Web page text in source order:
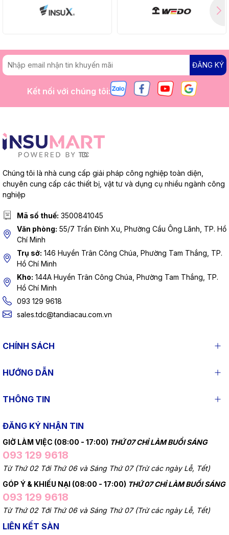
ĐĂNG KÝ
Kết nối với chúng tôi:
Chúng tôi là nhà cung cấp giải pháp công nghiệp toàn diện,
chuyên cung cấp các thiết bị, vật tư và dụng cụ nhiều ngành công
nghiệp
Mã số thuế: 3500841045
Văn phòng: 55/7 Trần Đình Xu, Phường Cầu Ông Lãnh, TP. Hồ
Chí Minh
Trụ sở: 146 Huyền Trân Công Chúa, Phường Tam Thắng, TP.
Hồ Chí Minh
Kho: 144A Huyền Trân Công Chúa, Phường Tam Thắng, TP.
Hồ Chí Minh
093 129 9618
sales.tdc@tandiacau.com.vn
CHÍNH SÁCH
HƯỚNG DẪN
THÔNG TIN
ĐĂNG KÝ NHẬN TIN
GIỜ LÀM VIỆC (08:00 - 17:00) THỨ 07 CHỈ LÀM BUỔI SÁNG
093 129 9618
Từ Thứ 02 Tới Thứ 06 và Sáng Thứ 07 (Trừ các ngày Lễ, Tết)
GÓP Ý & KHIẾU NẠI (08:00 - 17:00) THỨ 07 CHỈ LÀM BUỔI SÁNG
093 129 9618
Từ Thứ 02 Tới Thứ 06 và Sáng Thứ 07 (Trừ các ngày Lễ, Tết)
LIÊN KẾT SÀN